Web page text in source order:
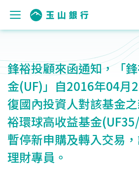
鋒裕投顧來函通知，「
金(UF)」自2016年04月
復國內投資人對該基金
裕環球高收益基金
暫停新申購及轉入交易
理財專員。